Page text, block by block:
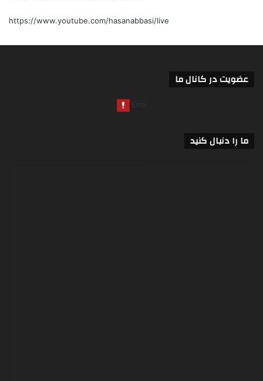
https://www.youtube.com/hasanabbasi/live
عضویت در کانال ما
ما را دنبال کنید